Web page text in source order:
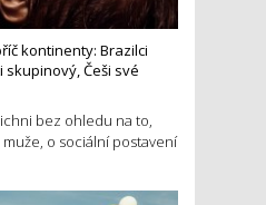
kontinenty: Brazilci
Češi své
bez ohledu na to,
o sociální postavení